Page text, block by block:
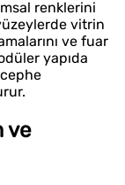
renklerini
vitrin
ve fuar
yapıda
ve